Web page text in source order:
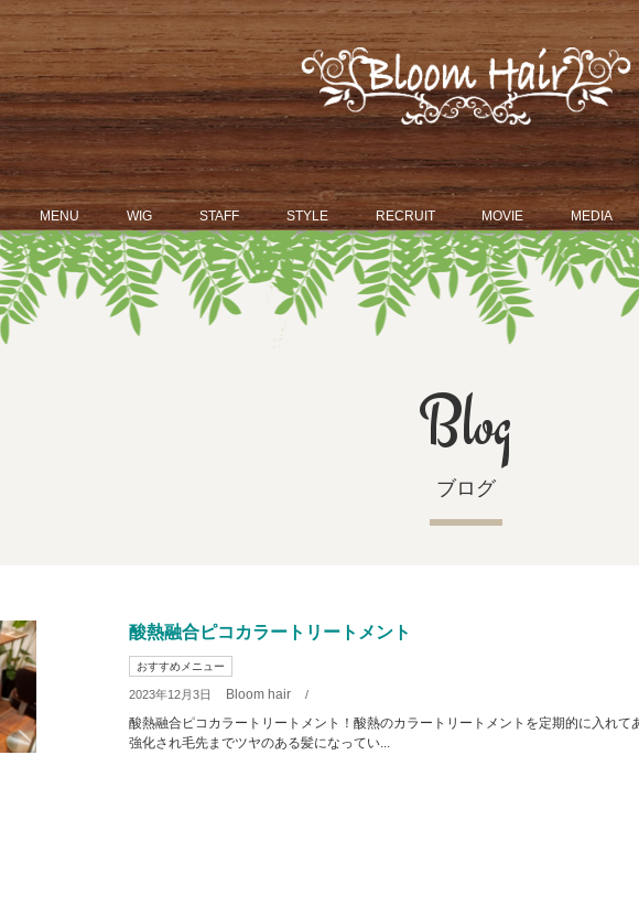
MENU WIG STAFF STYLE RECRUIT MOVIE MEDIA
Blog
ブログ
酸熱融合ピコカラートリートメント
おすすめメニュー
2023年12月3日 Bloom hair /
酸熱融合ピコカラートリートメント！酸熱のカラートリートメントを定期的に入れて
強化され毛先までツヤのある髪になってい...